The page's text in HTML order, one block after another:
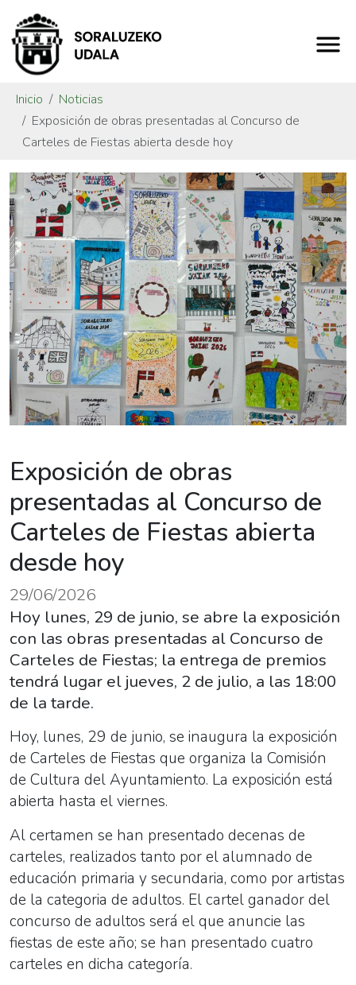
Inicio
Noticias
Exposición de obras presentadas al Concurso de
Carteles de Fiestas abierta desde hoy
Exposición de obras
presentadas al Concurso de
Carteles de Fiestas abierta
desde hoy
29/06/2026
Hoy lunes, 29 de junio, se abre la exposición
con las obras presentadas al Concurso de
Carteles de Fiestas; la entrega de premios
tendrá lugar el jueves, 2 de julio, a las 18:00
de la tarde.
Hoy, lunes, 29 de junio, se inaugura la exposición
de Carteles de Fiestas que organiza la Comisión
de Cultura del Ayuntamiento. La exposición está
abierta hasta el viernes.
Al certamen se han presentado decenas de
carteles, realizados tanto por el alumnado de
educación primaria y secundaria, como por artistas
de la categoria de adultos. El cartel ganador del
concurso de adultos será el que anuncie las
fiestas de este año; se han presentado cuatro
carteles en dicha categoría.